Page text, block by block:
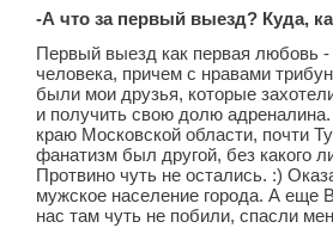
-А что за первый выезд? Куда,
Первый выезд как первая любовь
человека, причем с нравами
были мои друзья, которые
и получить свою долю
краю Московской области, почти
фанатизм был другой, без какого
Протвино чуть не остались. :)
мужское население города. А
нас там чуть не побили, спасли